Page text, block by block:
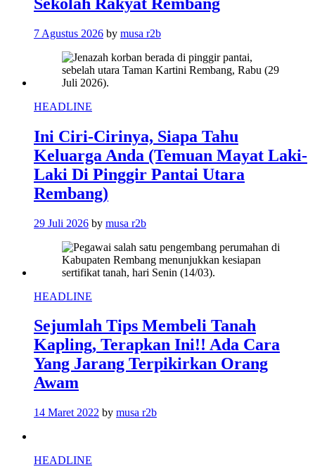
7 Agustus 2026 by musa r2b
HEADLINE
Ini Ciri-Cirinya, Siapa Tahu
Keluarga Anda (Temuan Mayat Laki-
Laki Di Pinggir Pantai Utara
Rembang)
29 Juli 2026 by musa r2b
HEADLINE
Sejumlah Tips Membeli Tanah
Kapling, Terapkan Ini!! Ada Cara
Yang Jarang Terpikirkan Orang
Awam
14 Maret 2022 by musa r2b
HEADLINE